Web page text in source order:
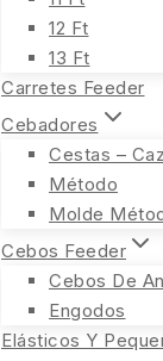
12 Ft
13 Ft
Carretes Feeder
Cebadores
Cestas –
Método
Molde
Cebos Feeder
Cebos De
Engodos
Elásticos Y